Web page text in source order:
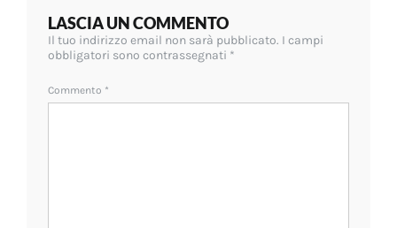
LASCIA UN COMMENTO
Il tuo indirizzo email non sarà pubblicato. I campi
obbligatori sono contrassegnati *
Commento *